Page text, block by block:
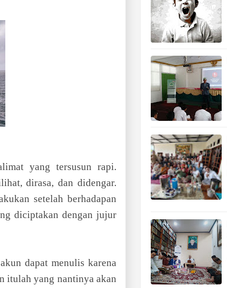
yang tersusun rapi.
dirasa, dan didengar.
setelah berhadapan
diciptakan dengan jujur
dapat menulis karena
itulah yang nantinya akan